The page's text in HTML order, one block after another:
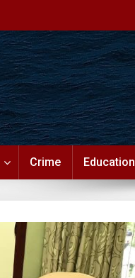
Crime Education